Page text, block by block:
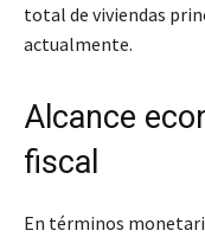
total de viviendas
actualmente.
Alcance
fiscal
En términos